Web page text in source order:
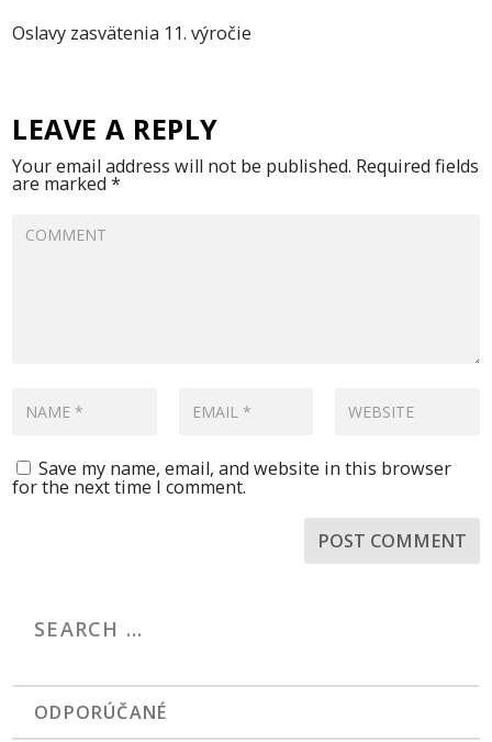
Oslavy zasvätenia 11. výročie
LEAVE A REPLY
Your email address will not be published. Required fields
are marked*
Save my name, email, and website in this browser
for the next time I comment.
ODPORÚČANÉ